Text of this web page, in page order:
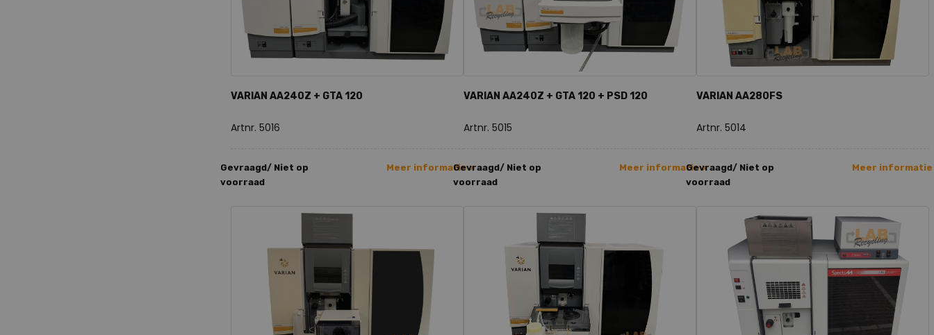
VARIAN AA240Z + GTA 120
Artnr. 5016
Gevraagd/ Niet op
voorraad
Meer informatie >
VARIAN AA240Z + GTA 120 + PSD 120
Artnr. 5015
Gevraagd/ Niet op
voorraad
Meer informatie >
VARIAN AA280FS
Artnr. 5014
Gevraagd/ Niet op
voorraad
Meer informatie